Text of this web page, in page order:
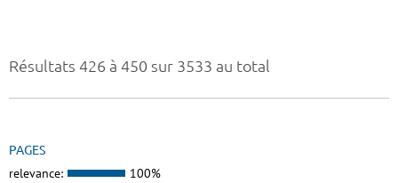
Résultats 426 à 450 sur 3533 au total
PAGES
relevance: 100%